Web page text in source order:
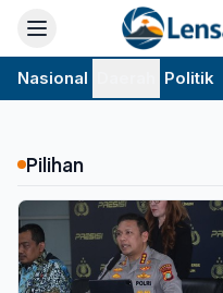
Nasional Politik
Pilihan